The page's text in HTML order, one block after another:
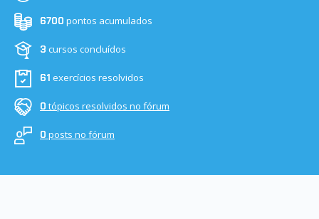
6700 pontos acumulados
3 cursos concluídos
61 exercícios resolvidos
0 tópicos resolvidos no fórum
0 posts no fórum